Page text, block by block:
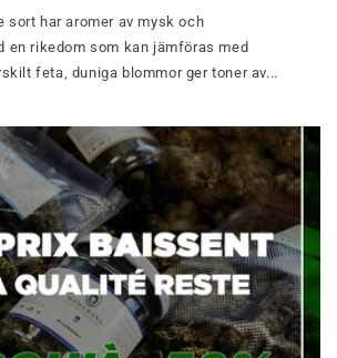
sort har aromer av mysk och
en rikedom som kan jämföras med
feta, duniga blommor ger toner av...